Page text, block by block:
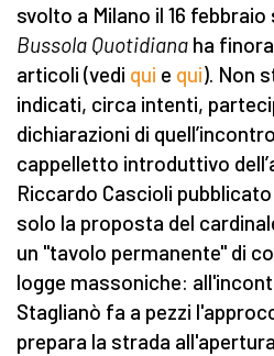
svolto a Milano il 16
Bussola Quotidiana ha
articoli (vedi qui e qui). Non
indicati, circa intenti,
dichiarazioni di
cappelletto introduttivo
Riccardo Cascioli
solo la proposta del
un "tavolo permanente" di
logge massoniche:
Staglianò fa a pezzi
prepara la strada